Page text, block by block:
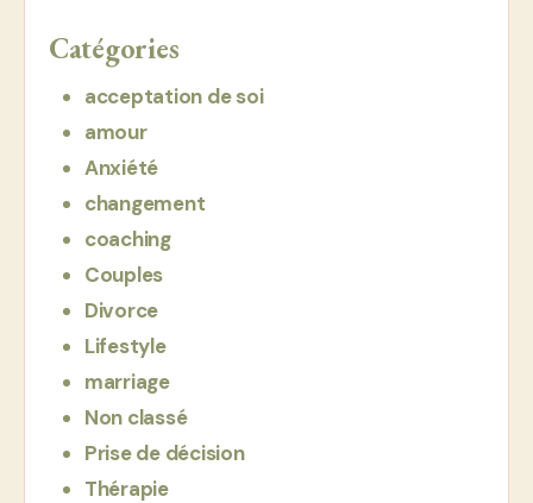
Catégories
acceptation de soi
amour
Anxiété
changement
coaching
Couples
Divorce
Lifestyle
marriage
Non classé
Prise de décision
Thérapie